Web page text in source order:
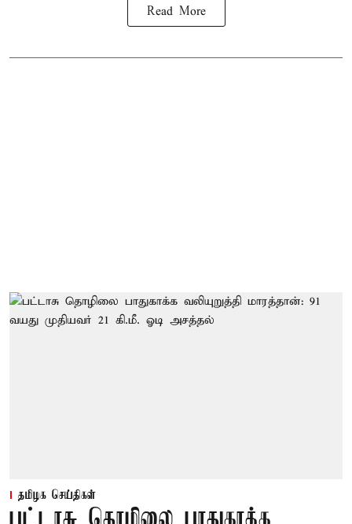
Read More
தமிழக செய்திகள்